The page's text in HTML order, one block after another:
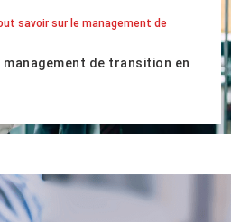
savoir sur le management de
management de transition en
de transitio...
COMPLET